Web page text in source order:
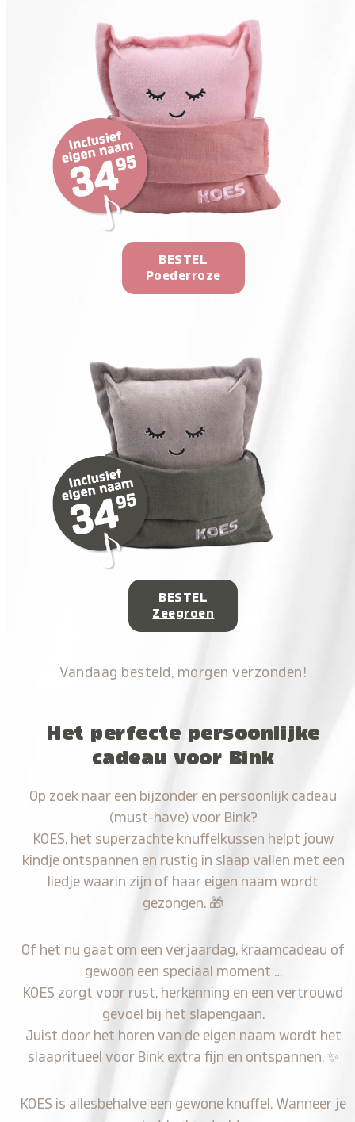
BESTEL
Poederroze
BESTEL
Zeegroen
Vandaag besteld, morgen verzonden!
Het perfecte persoonlijke
cadeau voor Bink
Op zoek naar een bijzonder en persoonlijk cadeau
(must-have) voor Bink?
KOES, het superzachte knuffelkussen helpt jouw
kindje ontspannen en rustig in slaap vallen met een
liedje waarin zijn of haar eigen naam wordt
gezongen. 🎁
Of het nu gaat om een verjaardag, kraamcadeau of
gewoon een speciaal moment …
KOES zorgt voor rust, herkenning en een vertrouwd
gevoel bij het slapengaan.
Juist door het horen van de eigen naam wordt het
slaapritueel voor Bink extra fijn en ontspannen. ✨
KOES is allesbehalve een gewone knuffel. Wanneer je